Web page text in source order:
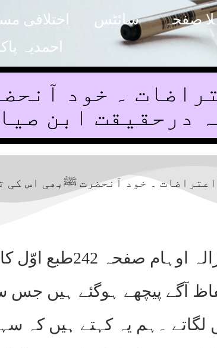
صفحہ سائٹس اختلافی
احمدیہ
۔ خود
درحقیقت ابن
۔ خود آنحضرت ﷺبھی اس کی
اس عنوان کے
آگے پیچھے ہوگئے ہیں جس
لگاتے ۔ہم یہ کہتے ہیں کہ